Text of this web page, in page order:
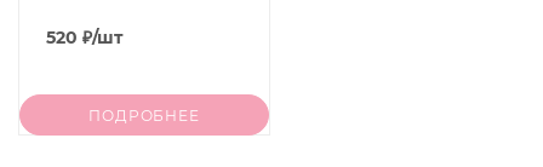
520 ₽/шт
ПОДРОБНЕЕ